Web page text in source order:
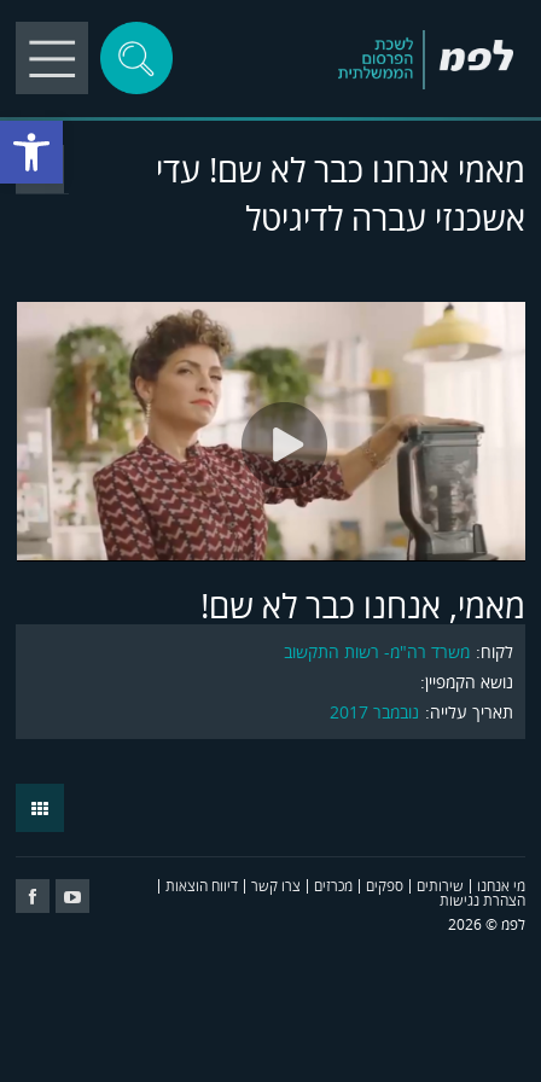
פתח
מאמי אנחנו כבר לא שם! עדי
אשכנזי עברה לדיגיטל
play
מאמי, אנחנו כבר לא שם!
לקוח: משרד רה"מ- רשות התקשוב
נושא הקמפיין:
תאריך עלייה: נובמבר 2017
Back
מי אנחנו שירותים ספקים מכרזים צרו קשר דיווח הוצאות
הצהרת נגישות
לפמ © 2026
Follow
Us
Follow
Us